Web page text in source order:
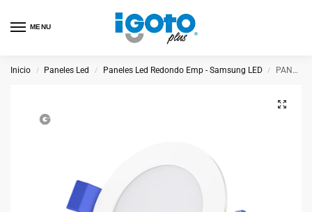
MENU
Inicio / Paneles Led / Paneles Led Redondo Emp - Samsung LED / PANEL EMPOTRABLE REDONDO 3W